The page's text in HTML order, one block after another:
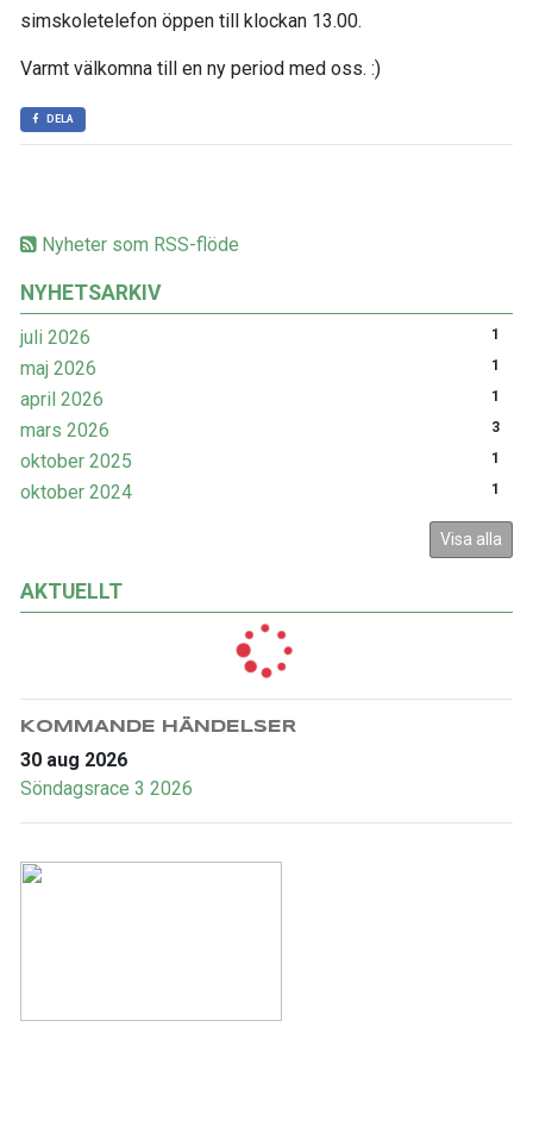
Nyheter som RSS-flöde
NYHETSARKIV
juli 2026 1
maj 2026 1
april 2026 1
mars 2026 3
oktober 2025 1
oktober 2024 1
Visa alla
AKTUELLT
KOMMANDE HÄNDELSER
30 aug 2026
Söndagsrace 3 2026
simskoletelefon öppen till klockan 13.00.
Varmt välkomna till en ny period med oss. :)
DELA